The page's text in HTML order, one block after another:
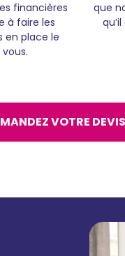
financières
à faire les
en place le
que
VOTRE